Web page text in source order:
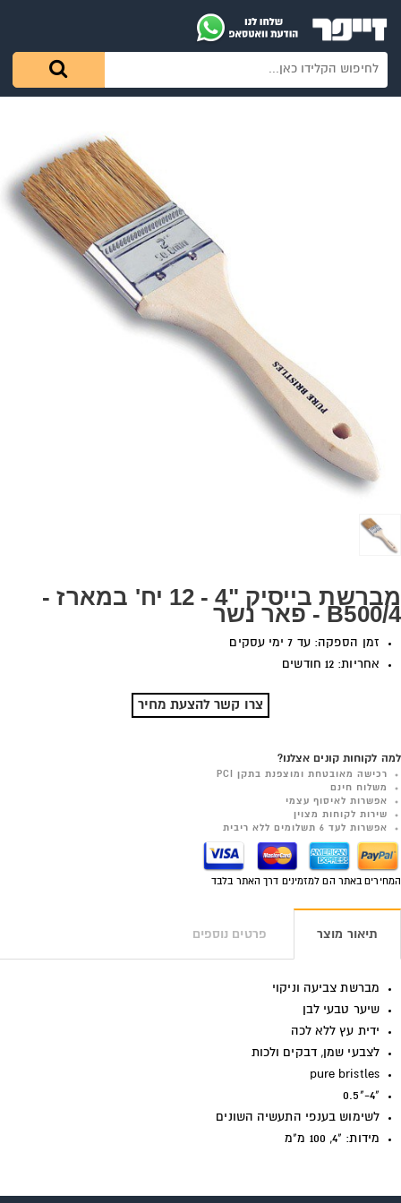
מברשת בייסיק "4 - 12 יח' במארז -
B500/4 - פאר נשר
זמן הספקה: עד 7 ימי עסקים
אחריות: 12 חודשים
צרו קשר להצעת מחיר
למה לקוחות קונים אצלנו?
רכישה מאובטחת ומוצפנת בתקן PCI
משלוח חינם
אפשרות לאיסוף עצמי
שירות לקוחות מצוין
אפשרות לעד 6 תשלומים ללא ריבית
המחירים באתר הם למזמינים דרך האתר בלבד
תיאור מוצר פרטים נוספים
מברשת צביעה וניקוי
שיער טבעי לבן
ידית עץ ללא לכה
לצבעי שמן, דבקים ולכות
pure bristles
"4-"0.5
לשימוש בענפי התעשיה השונים
מידות: "4, 100 מ"מ